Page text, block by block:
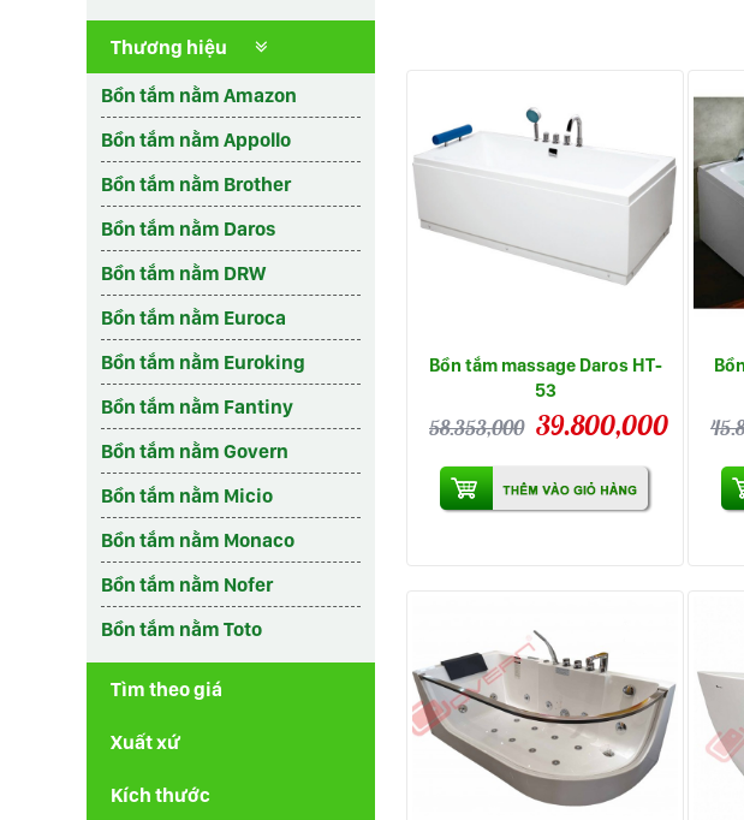
Thương hiệu
Bồn tắm nằm Amazon
Bồn tắm nằm Appollo
Bồn tắm nằm Brother
Bồn tắm nằm Daros
Bồn tắm nằm DRW
Bồn tắm nằm Euroca
Bồn tắm nằm Euroking
Bồn tắm nằm Fantiny
Bồn tắm nằm Govern
Bồn tắm nằm Micio
Bồn tắm nằm Monaco
Bồn tắm nằm Nofer
Bồn tắm nằm Toto
Tìm theo giá
Xuất xứ
Kích thước
Bồn tắm massage Daros HT-
53
58.353,000 39.800,000